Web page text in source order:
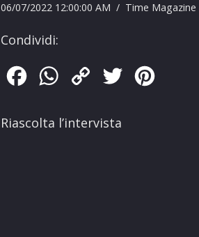
06/07/2022 12:00:00 AM / Time Magazine
Condividi:
FacebookWhatsApp
Copy
Twitter
Riascolta l’intervista